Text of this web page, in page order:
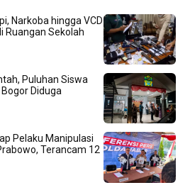
Narkoba hingga VCD
Ruangan Sekolah
Puluhan Siswa
Diduga
Pelaku Manipulasi
Terancam 12